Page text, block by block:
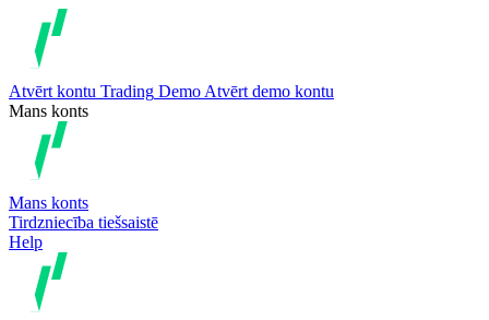
Atvērt kontu Trading Demo Atvērt demo kontu
Mans konts
Mans konts
Tirdzniecība tiešsaistē
Help